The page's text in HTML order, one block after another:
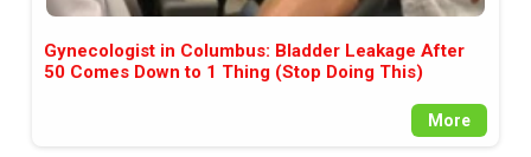
Gynecologist in Columbus: Bladder Leakage After
50 Comes Down to 1 Thing (Stop Doing This)
More